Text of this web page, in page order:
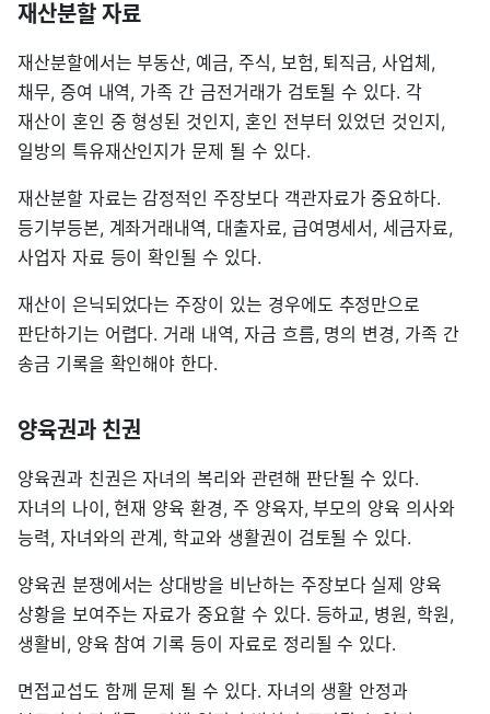
재산분할 자료
재산분할에서는 부동산, 예금, 주식, 보험, 퇴직금, 사업체,
채무, 증여 내역, 가족 간 금전거래가 검토될 수 있다. 각
재산이 혼인 중 형성된 것인지, 혼인 전부터 있었던 것인지,
일방의 특유재산인지가 문제 될 수 있다.
재산분할 자료는 감정적인 주장보다 객관자료가 중요하다.
등기부등본, 계좌거래내역, 대출자료, 급여명세서, 세금자료,
사업자 자료 등이 확인될 수 있다.
재산이 은닉되었다는 주장이 있는 경우에도 추정만으로
판단하기는 어렵다. 거래 내역, 자금 흐름, 명의 변경, 가족 간
송금 기록을 확인해야 한다.
양육권과 친권
양육권과 친권은 자녀의 복리와 관련해 판단될 수 있다.
자녀의 나이, 현재 양육 환경, 주 양육자, 부모의 양육 의사와
능력, 자녀와의 관계, 학교와 생활권이 검토될 수 있다.
양육권 분쟁에서는 상대방을 비난하는 주장보다 실제 양육
상황을 보여주는 자료가 중요할 수 있다. 등하교, 병원, 학원,
생활비, 양육 참여 기록 등이 자료로 정리될 수 있다.
면접교섭도 함께 문제 될 수 있다. 자녀의 생활 안정과